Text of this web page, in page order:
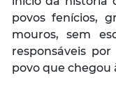
povos fenícios,
mouros, sem
responsáveis
povo que chegou